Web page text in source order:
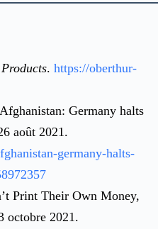
. https://oberthur-
Germany halts
août 2021.
germany-halts-
Print Their Own Money,
octobre 2021.